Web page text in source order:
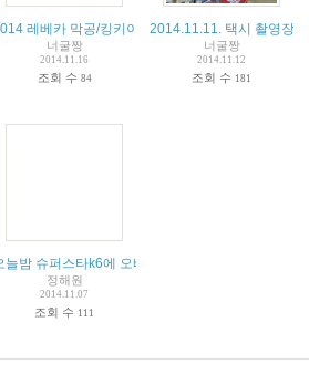
'라디오스타' 출격..입담 기대↑ (7)
레베카 막공/킹키이벵/택시이벵 정산서 올려드
너굴짱
2014.11.16
조회 수 84
2014.11.11. 택시 촬영장
너굴짱
2014.11.12
조회 수 181
늘밤 슈퍼스타k6에 오빠가!!!!!!!!!!
정해원
2014.11.07
조회 수 111